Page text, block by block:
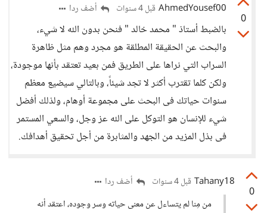
0
AhmedYousef00 قبل 4 سنوات أضف ردا
بالضبط أستاذ " محمد خالد " فنحن بدون الله لا شيء،
والبحث عن الحقيقة المطلقة هو مجرد وهم مثل ظاهرة
السراب التي نراها على الطريق فمن بعيد تعتقد بأنها موجودة،
ولكن كلما تقترب أكثر لا تجد شيئاً، وبالتالي سيضيع معظم
سنوات حياتك فى البحث على مجموعة أوهام، ولذلك أفضل
شيء للإنسان هو التوكل على الله عز وجل، والسعي المستمر
فى بذل المزيد من الجهد والمثابرة من أجل تحقيق أهدافك.
0
Tahany18 قبل 4 سنوات
أضف ردا
من مِنا لم يتساءل عن معنى حياته وسر وجوده، اعتقد أنه